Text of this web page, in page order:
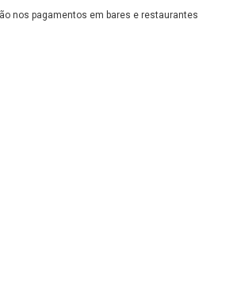
nos pagamentos em bares e restaurantes